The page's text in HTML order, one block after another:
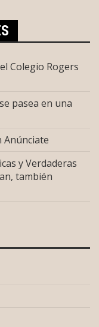
Colegio Rogers
pasea en una
Anúnciate
y Verdaderas
también